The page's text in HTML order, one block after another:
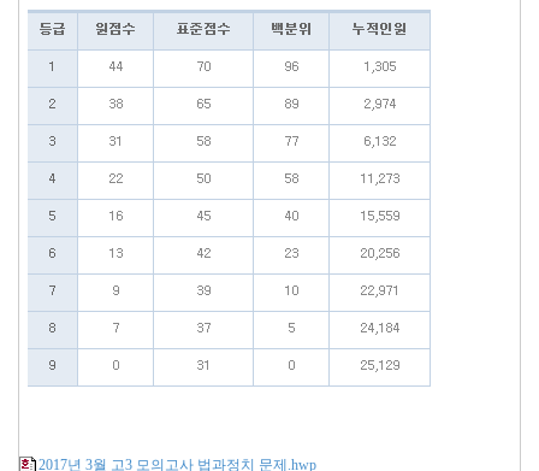
2017년 3월 고3 모의고사 법과정치 문제.hwp